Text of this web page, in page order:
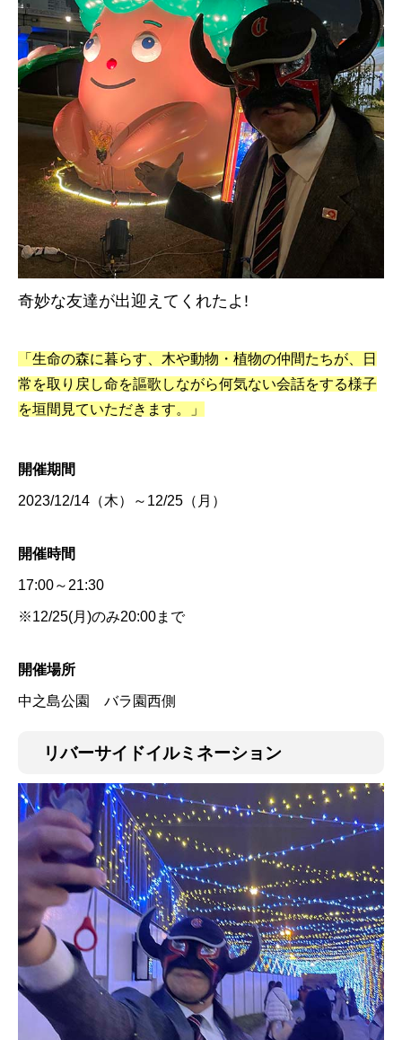
奇妙な友達が出迎えてくれたよ!
「生命の森に暮らす、木や動物・植物の仲間たちが、日
常を取り戻し命を謳歌しながら何気ない会話をする様子
を垣間見ていただきます。」
開催期間
2023/12/14（木）～12/25（月）
開催時間
17:00～21:30
※12/25(月)のみ20:00まで
開催場所
中之島公園 バラ園西側
リバーサイドイルミネーション